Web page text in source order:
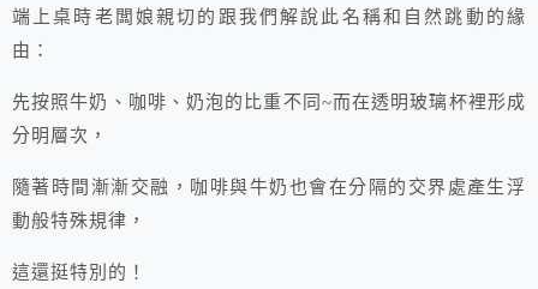
端上桌時老闆娘親切的跟我們解說此名稱和自然跳動的緣
由：
先按照牛奶、咖啡、奶泡的比重不同~而在透明玻璃杯裡形成
分明層次，
隨著時間漸漸交融，咖啡與牛奶也會在分隔的交界處產生浮
動般特殊規律，
這還挺特別的！